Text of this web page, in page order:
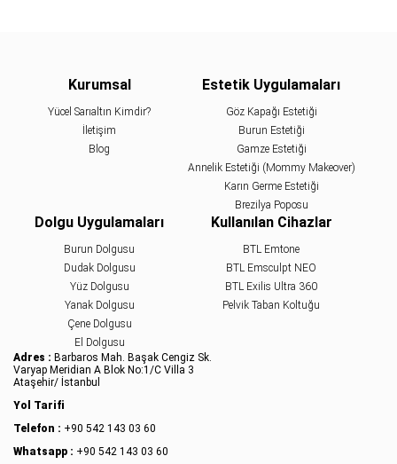
Kurumsal
Yücel Sarıaltın Kimdir?
İletişim
Blog
Estetik Uygulamaları
Göz Kapağı Estetiği
Burun Estetiği
Gamze Estetiği
Annelik Estetiği (Mommy Makeover)
Karın Germe Estetiği
Brezilya Poposu
Dolgu Uygulamaları
Burun Dolgusu
Dudak Dolgusu
Yüz Dolgusu
Yanak Dolgusu
Çene Dolgusu
El Dolgusu
Kullanılan Cihazlar
BTL Emtone
BTL Emsculpt NEO
BTL Exilis Ultra 360
Pelvik Taban Koltuğu
Adres : Barbaros Mah. Başak Cengiz Sk.
Varyap Meridian A Blok No:1/C Villa 3
Ataşehir/ İstanbul
Yol Tarifi
Telefon : +90 542 143 03 60
Whatsapp : +90 542 143 03 60